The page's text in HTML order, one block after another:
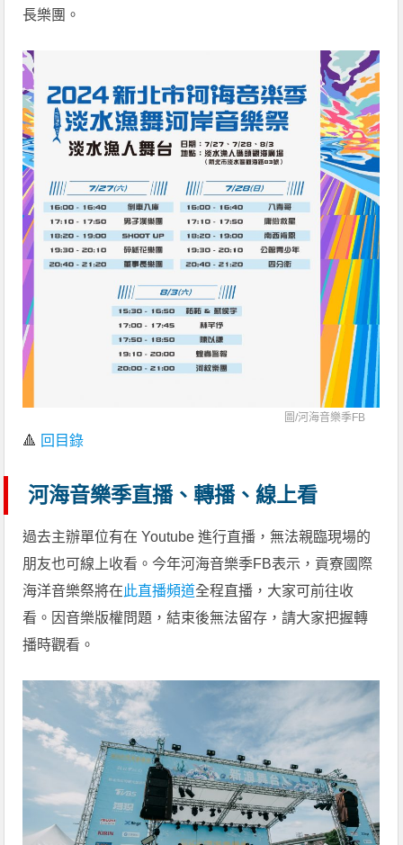
長樂團。
圖/河海音樂季FB
🔺 回目錄
河海音樂季直播、轉播、線上看
過去主辦單位有在 Youtube 進行直播，無法親臨現場的
朋友也可線上收看。今年河海音樂季FB表示，貢寮國際
海洋音樂祭將在此直播頻道全程直播，大家可前往收
看。因音樂版權問題，結束後無法留存，請大家把握轉
播時觀看。